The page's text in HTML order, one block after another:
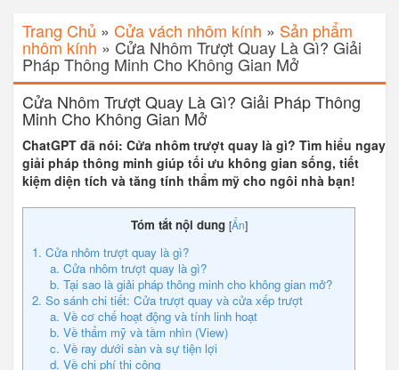
Trang Chủ » Cửa vách nhôm kính » Sản phẩm
nhôm kính » Cửa Nhôm Trượt Quay Là Gì? Giải
Pháp Thông Minh Cho Không Gian Mở
Cửa Nhôm Trượt Quay Là Gì? Giải Pháp Thông
Minh Cho Không Gian Mở
ChatGPT đã nói: Cửa nhôm trượt quay là gì? Tìm hiểu ngay
giải pháp thông minh giúp tối ưu không gian sống, tiết
kiệm diện tích và tăng tính thẩm mỹ cho ngôi nhà bạn!
Tóm tắt nội dung [Ẩn]
1. Cửa nhôm trượt quay là gì?
a. Cửa nhôm trượt quay là gì?
b. Tại sao là giải pháp thông minh cho không gian mở?
2. So sánh chi tiết: Cửa trượt quay và cửa xếp trượt
a. Về cơ chế hoạt động và tính linh hoạt
b. Về thẩm mỹ và tầm nhìn (View)
c. Về ray dưới sàn và sự tiện lợi
d. Về chi phí thi công